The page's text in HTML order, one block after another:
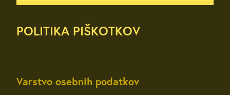
POLITIKA PIŠKOTKOV
Varstvo osebnih podatkov